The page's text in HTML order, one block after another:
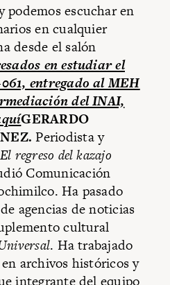
escuchar en
en cualquier
desde el salón
en estudiar el
entregado al MEH
del INAI,
GERARDO
Periodista y
El regreso del kazajo
Comunicación
Ha pasado
agencias de noticias
cultural
. Ha trabajado
archivos históricos y
integrante del equipo